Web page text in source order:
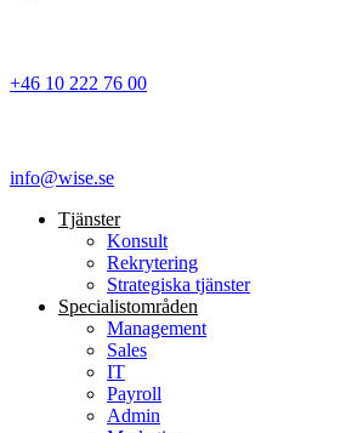
+46 10 222 76 00
info@wise.se
Tjänster
Konsult
Rekrytering
Strategiska tjänster
Specialist­områden
Management
Sales
IT
Payroll
Admin